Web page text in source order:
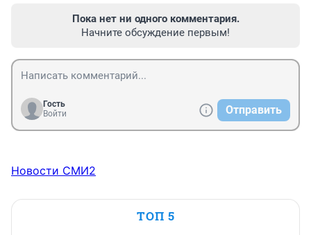
Пока нет ни одного комментария.
Начните обсуждение первым!
Гость
Войти
Отправить
Новости СМИ2
ТОП 5